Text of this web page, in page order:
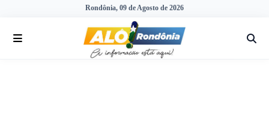
Rondônia, 09 de Agosto de 2026